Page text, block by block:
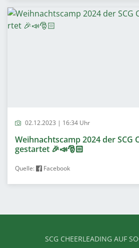
02.12.2023 | 16:34 Uhr
Weihnachtscamp 2024 der SCG
gestartet 🎉📣🎅🏻
Quelle: Facebook
SCG CHEERLEADING AUF